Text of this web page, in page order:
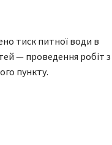
тиск питної води в
— проведення робіт з
пункту.